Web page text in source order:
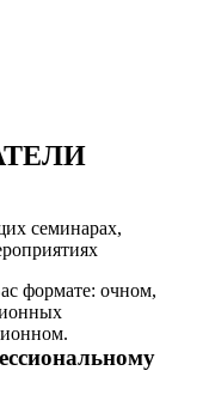
семинарах,
формате: очном,